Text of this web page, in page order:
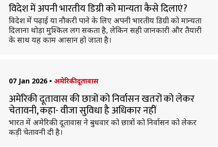
विदेश में अपनी भारतीय डिग्री को मान्यता कैसे दिलाएं?
विदेश में पढ़ाई या नौकरी पाने के लिए अपनी भारतीय डिग्री को मान्यता
दिलाना थोड़ा मुश्किल लग सकता है, लेकिन सही जानकारी और तैयारी
के साथ यह काम आसान हो जाता है।
07 Jan 2026 • अमेरिकी दूतावास
अमेरिकी दूतावास की छात्रों को निर्वासन खतरों को लेकर
चेतावनी, कहा- वीजा सुविधा है अधिकार नहीं
भारत में अमेरिकी दूतावास ने बुधवार को छात्रों को निर्वासन को लेकर
कड़ी चेतावनी दी है।